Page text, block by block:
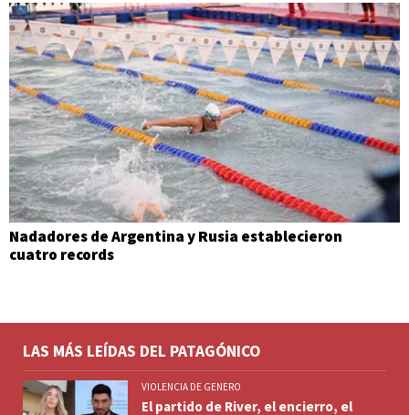
Nadadores de Argentina y Rusia establecieron
cuatro records
LAS MÁS LEÍDAS DEL PATAGÓNICO
VIOLENCIA DE GENERO
El partido de River, el encierro, el